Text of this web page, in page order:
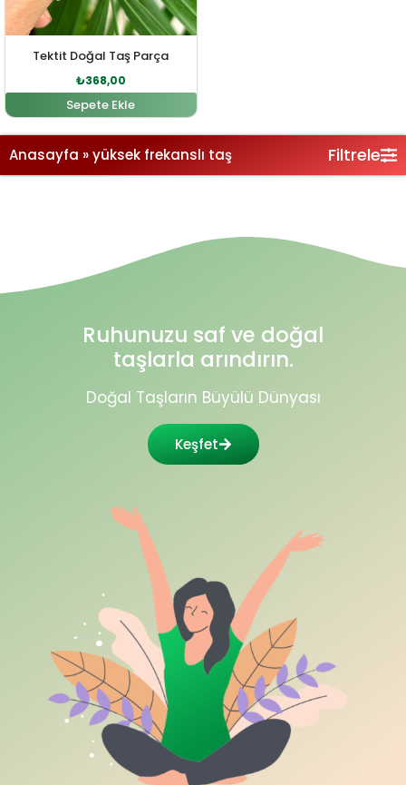
Tektit Doğal Taş Parça
₺368,00
Sepete Ekle
Anasayfa »yüksek frekanslı taş Filtrele
Ruhunuzu saf ve doğal
taşlarla arındırın.
Doğal Taşların Büyülü Dünyası
Keşfet